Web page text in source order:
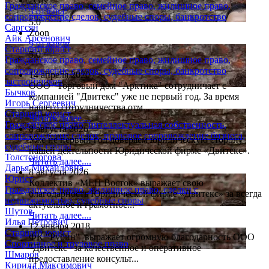
Гражданское право, семейное право, жилищное право,
сопровождение сделок, судебные споры, банкротство
Саргсян
Айк Арсенович
Старший юрист
Гражданское право, семейное право, жилищное право,
сопровождение сделок, судебные споры, банкротство
застройщиков
Бычков
Игорь Сергеевич
Старший юрист
Гражданское право, интеллектуальная собственность,
сопровождение сделок, правовое сопровождение бизнеса,
судебные споры
Толстоногова
Дарья Михайловна
Юрист
Гражданское право, жилищное право, сделки с
недвижимостью, судебные споры
Шутов
Илья Петрович
Старший юрист
Спортивное и трудовое право
Шмаров
Кирилл Максимович
3 отзыва
5.0
Zoon
9 отзывов
5.0
14 апреля 2020
ООО "Торговый дом "Арктика" сотрудничает с
компанией "Двитекс" уже не первый год. За время
нашего сотрудничества отм...
Читать далее....
8 августа 2026
Уже не первый год доверяем юридическую сторону
нашей деятельности Юридической фирме «Двитекс».
Читать далее....
8 августа 2026
Коллектив «МЕП Восток» выражает свою
благодарность Юридической фирме «Двитекс» за всегда
актуальное и грамотное...
Читать далее....
12 января 2018
ФК "Рубин" выражает огромную благодарность ООО
"Двитекс" за качественное и оперативное
предоставление консульт...